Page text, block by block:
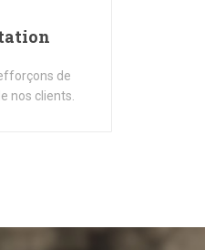
de
nos clients.